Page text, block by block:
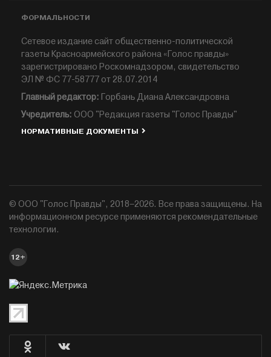
ФОРМАЛЬНОСТИ
Сетевое издание сайт общественно-политической
газеты Красноармейского района «Голос правды»
зарегистрировано Роскомнадзором, свидетельство
ЭЛ № ФС 77-58777 от 28.07.2014
Главный редактор: Горбань Диана Александровна
Учредитель: ООО "Редакция газеты "Голос Правды"
НОРМАТИВНЫЕ ДОКУМЕНТЫ
© ООО "Голос Правды", 2018–2026. Все права защищены. На
информационном ресурсе применяются рекомендательные
технологии.
12+